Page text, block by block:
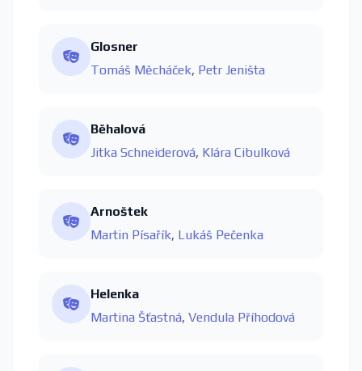
Glosner
Tomáš Měcháček, Petr Jeništa
Běhalová
Jitka Schneiderová, Klára Cibulková
Arnoštek
Martin Písařík, Lukáš Pečenka
Helenka
Martina Šťastná, Vendula Příhodová